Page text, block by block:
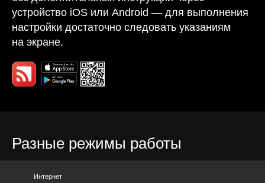
устройство iOS или Android — для выполнения
настройки достаточно следовать указаниям
на экране.
Разные режимы работы
Интернет